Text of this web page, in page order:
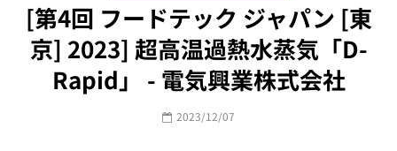
[第4回 フードテック ジャパン [東
京] 2023] 超高温過熱水蒸気「D-
Rapid」 - 電気興業株式会社
2023/12/07